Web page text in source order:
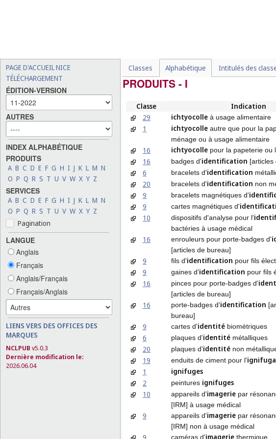
PAGE D'ACCUEIL NICE
TÉLÉCHARGEMENT
ÉDITION-VERSION
AUTRES
INDEX ALPHABÉTIQUE
PRODUITS
A B C D E F G H I J K L M N
O P Q R S T U V W X Y Z
SERVICES
A B C D E F G H I J K L M N
O P Q R S T U V W X Y Z
Pagination
LANGUE
Anglais
Français
Anglais/Français
Français/Anglais
LIENS VERS DES OFFICES DES
MARQUES
NCLPUB v5.0.3
Dernière modification le:
2026.06.04
Classes Alphabétique Intitulés des
PRODUITS - I
Classe Indication
29
ichtyocolle à usage alimentaire
1
ichtyocolle autre que pour la
ménage ou à usage alimentaire
16 ichtyocolle pour la papeterie ou
16
badges d'identification [articles
6
bracelets d'identification
20
bracelets d'identification non
9
bracelets magnétiques d'
9
cartes magnétiques d'
10
dispositifs d'analyse pour l'
bactéries à usage médical
16 enrouleurs pour porte-badges d'
[articles de bureau]
9 fils d'identification pour fils
9
gaines d'identification pour fils
16
pinces pour porte-badges d'
[articles de bureau]
16 porte-badges d'identification
bureau]
9 cartes d'identité biométriques
6
plaques d'identité métalliques
20
plaques d'identité non
19
enduits de ciment pour l'
1
ignifuges
2
peintures ignifuges
10
appareils d'imagerie par
[IRM] à usage médical
9 appareils d'imagerie par
[IRM] non à usage médical
9 caméras d'imagerie thermique